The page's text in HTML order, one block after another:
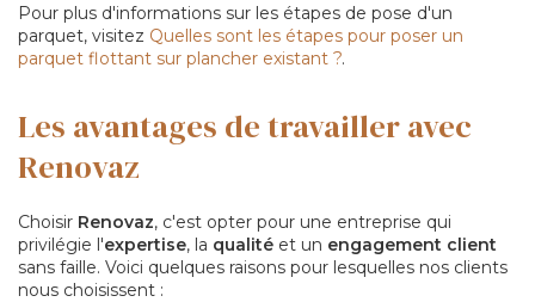
Pour plus d'informations sur les étapes de pose d'un
parquet, visitez Quelles sont les étapes pour poser un
parquet flottant sur plancher existant ?.
Les avantages de travailler avec
Renovaz
Choisir Renovaz, c'est opter pour une entreprise qui
privilégie l'expertise, la qualité et un engagement client
sans faille. Voici quelques raisons pour lesquelles nos clients
nous choisissent :